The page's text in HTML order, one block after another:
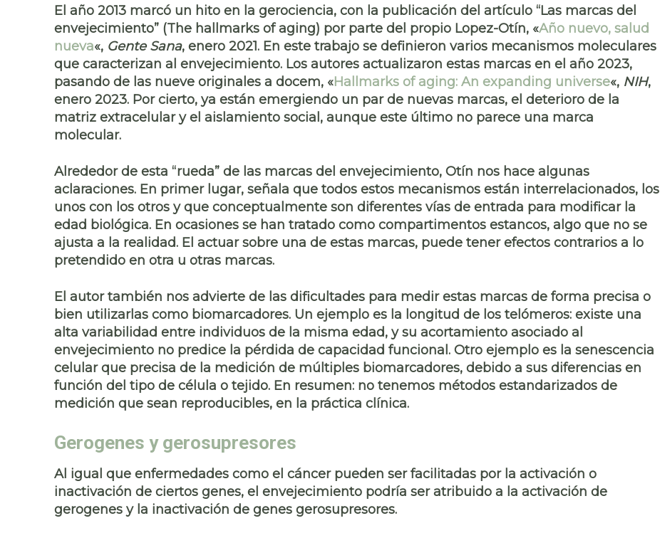
El año 2013 marcó un hito en la gerociencia, con la publicación del artículo “Las marcas del
envejecimiento” (The hallmarks of aging) por parte del propio Lopez-Otín, «Año nuevo, salud
nueva«, Gente Sana, enero 2021. En este trabajo se definieron varios mecanismos moleculares
que caracterizan al envejecimiento. Los autores actualizaron estas marcas en el año 2023,
pasando de las nueve originales a docem, «Hallmarks of aging: An expanding universe«, NIH,
enero 2023. Por cierto, ya están emergiendo un par de nuevas marcas, el deterioro de la
matriz extracelular y el aislamiento social, aunque este último no parece una marca
molecular.
Alrededor de esta “rueda” de las marcas del envejecimiento, Otín nos hace algunas
aclaraciones. En primer lugar, señala que todos estos mecanismos están interrelacionados, los
unos con los otros y que conceptualmente son diferentes vías de entrada para modificar la
edad biológica. En ocasiones se han tratado como compartimentos estancos, algo que no se
ajusta a la realidad. El actuar sobre una de estas marcas, puede tener efectos contrarios a lo
pretendido en otra u otras marcas.
El autor también nos advierte de las dificultades para medirestas marcas de forma precisa o
bien utilizarlas como biomarcadores. Un ejemplo es la longitud de los telómeros: existe una
alta variabilidad entre individuos de la misma edad, y su acortamiento asociado al
envejecimiento no predice la pérdida de capacidad funcional. Otro ejemplo es la senescencia
celularque precisa de la medición de múltiples biomarcadores, debido a sus diferencias en
función del tipo de célula o tejido. En resumen: no tenemos métodos estandarizados de
medición que sean reproducibles, en la práctica clínica.
Gerogenes y gerosupresores
Al igual que enfermedades como el cáncerpueden ser facilitadas por la activación o
inactivación de ciertos genes, el envejecimiento podría ser atribuido a la activación de
gerogenes y la inactivación de genes gerosupresores.